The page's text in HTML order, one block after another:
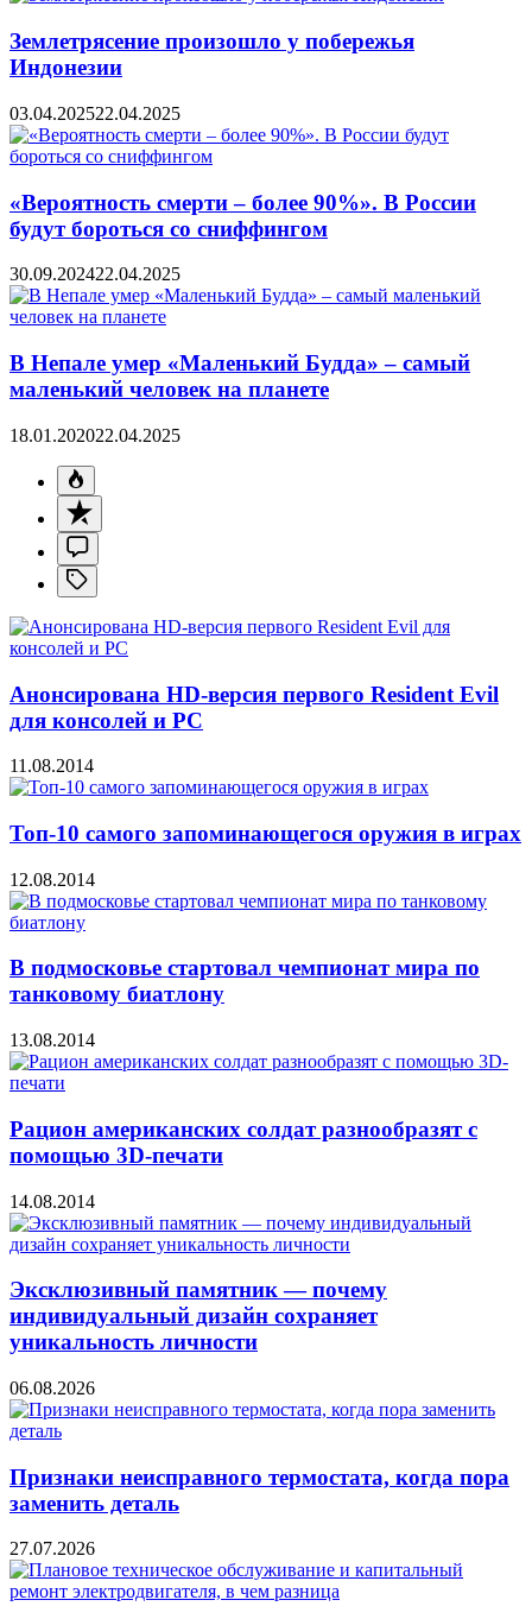
Землетрясение произошло у побережья
Индонезии
03.04.202522.04.2025
«Вероятность смерти – более 90%». В России
будут бороться со сниффингом
30.09.202422.04.2025
В Непале умер «Маленький Будда» – самый
маленький человек на планете
18.01.202022.04.2025
Анонсирована HD-версия первого Resident Evil
для консолей и PC
11.08.2014
Топ-10 самого запоминающегося оружия в играх
12.08.2014
В подмосковье стартовал чемпионат мира по
танковому биатлону
13.08.2014
Рацион американских солдат разнообразят с
помощью 3D-печати
14.08.2014
Эксклюзивный памятник — почему
индивидуальный дизайн сохраняет
уникальность личности
06.08.2026
Признаки неисправного термостата, когда пора
заменить деталь
27.07.2026